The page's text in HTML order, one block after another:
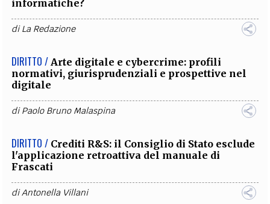
informatiche?
diLa Redazione
DIRITTO / Arte digitale e cybercrime: profili
normativi, giurisprudenziali e prospettive nel
digitale
diPaolo Bruno Malaspina
DIRITTO / Crediti R&S: il Consiglio di Stato esclude
l'applicazione retroattiva del manuale di
Frascati
diAntonella Villani